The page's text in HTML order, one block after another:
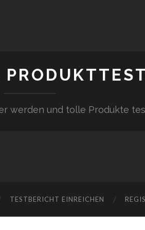
werden und tolle Produkte
TESTBERICHT EINREICHEN